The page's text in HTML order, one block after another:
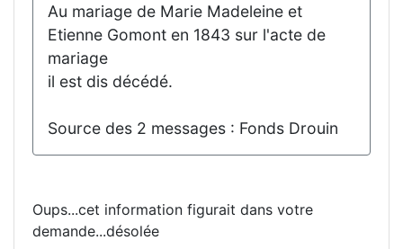
Au mariage de Marie Madeleine et
Etienne Gomont en 1843 sur l'acte de
mariage
il est dis décédé.
Source des 2 messages : Fonds Drouin
Oups...cet information figurait dans votre
demande...désolée